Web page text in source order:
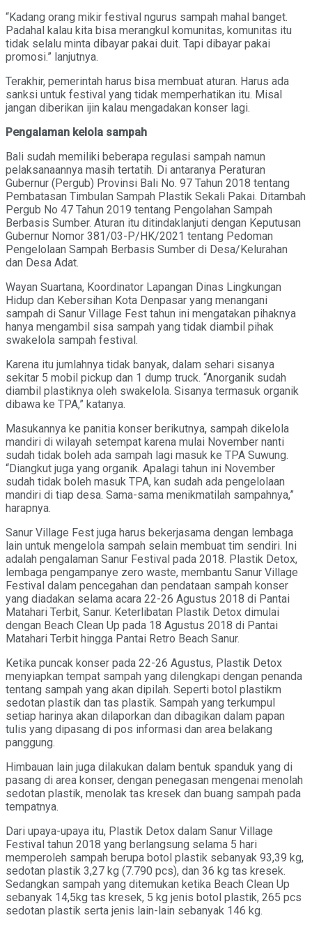
“Kadang orang mikir festival ngurus sampah mahal banget.
Padahal kalau kita bisa merangkul komunitas, komunitas itu
tidak selalu minta dibayar pakai duit. Tapi dibayar pakai
promosi.” lanjutnya.
Terakhir, pemerintah harus bisa membuat aturan. Harus ada
sanksi untuk festival yang tidak memperhatikan itu. Misal
jangan diberikan ijin kalau mengadakan konser lagi.
Pengalaman kelola sampah
Bali sudah memiliki beberapa regulasi sampah namun
pelaksanaannya masih tertatih. Di antaranya Peraturan
Gubernur (Pergub) Provinsi Bali No. 97 Tahun 2018 tentang
Pembatasan Timbulan Sampah Plastik Sekali Pakai. Ditambah
Pergub No 47 Tahun 2019 tentang Pengolahan Sampah
Berbasis Sumber. Aturan itu ditindaklanjuti dengan Keputusan
Gubernur Nomor 381/03-P/HK/2021 tentang Pedoman
Pengelolaan Sampah Berbasis Sumber di Desa/Kelurahan
dan Desa Adat.
Wayan Suartana, Koordinator Lapangan Dinas Lingkungan
Hidup dan Kebersihan Kota Denpasar yang menangani
sampah di Sanur Village Fest tahun ini mengatakan pihaknya
hanya mengambil sisa sampah yang tidak diambil pihak
swakelola sampah festival.
Karena itu jumlahnya tidak banyak, dalam sehari sisanya
sekitar 5 mobil pickup dan 1 dump truck. “Anorganik sudah
diambil plastiknya oleh swakelola. Sisanya termasuk organik
dibawa ke TPA,” katanya.
Masukannya ke panitia konser berikutnya, sampah dikelola
mandiri di wilayah setempat karena mulai November nanti
sudah tidak boleh ada sampah lagi masuk ke TPA Suwung.
“Diangkut juga yang organik. Apalagi tahun ini November
sudah tidak boleh masuk TPA, kan sudah ada pengelolaan
mandiri di tiap desa. Sama-sama menikmatilah sampahnya,”
harapnya.
Sanur Village Fest juga harus bekerjasama dengan lembaga
lain untuk mengelola sampah selain membuat tim sendiri. Ini
adalah pengalaman Sanur Festival pada 2018. Plastik Detox,
lembaga pengampanye zero waste, membantu Sanur Village
Festival dalam pencegahan dan pendataan sampah konser
yang diadakan selama acara 22-26 Agustus 2018 di Pantai
Matahari Terbit, Sanur. Keterlibatan Plastik Detox dimulai
dengan Beach Clean Up pada 18 Agustus 2018 di Pantai
Matahari Terbit hingga Pantai Retro Beach Sanur.
Ketika puncak konser pada 22-26 Agustus, Plastik Detox
menyiapkan tempat sampah yang dilengkapi dengan penanda
tentang sampah yang akan dipilah. Seperti botol plastikm
sedotan plastik dan tas plastik. Sampah yang terkumpul
setiap harinya akan dilaporkan dan dibagikan dalam papan
tulis yang dipasang di pos informasi dan area belakang
panggung.
Himbauan lain juga dilakukan dalam bentuk spanduk yang di
pasang di area konser, dengan penegasan mengenai menolah
sedotan plastik, menolak tas kresek dan buang sampah pada
tempatnya.
Dari upaya-upaya itu, Plastik Detox dalam Sanur Village
Festival tahun 2018 yang berlangsung selama 5 hari
memperoleh sampah berupa botol plastik sebanyak 93,39 kg,
sedotan plastik 3,27 kg (7.790 pcs), dan 36 kg tas kresek.
Sedangkan sampah yang ditemukan ketika Beach Clean Up
sebanyak 14,5kg tas kresek, 5 kg jenis botol plastik, 265 pcs
sedotan plastik serta jenis lain-lain sebanyak 146 kg.